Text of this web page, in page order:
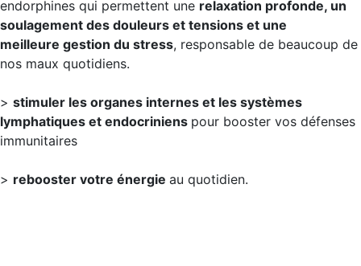
endorphines qui permettent une relaxation profonde, un
soulagement des douleurs et tensions et une
meilleure gestion du stress, responsable de beaucoup de
nos maux quotidiens.
> stimuler les organes internes et les systèmes
lymphatiques et endocriniens pour booster vos défenses
immunitaires
> rebooster votre énergie au quotidien.